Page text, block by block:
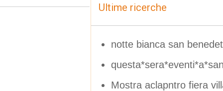
Ultime ricerche
notte bianca san
Mostra aclapntro fiera